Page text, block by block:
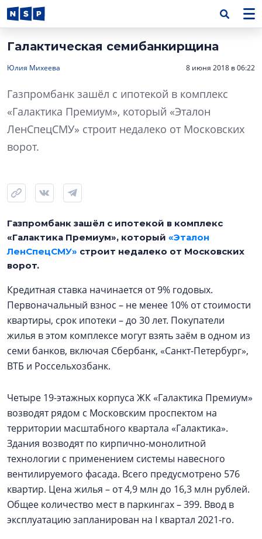
Галактическая семибанкирщина
Юлия Михеева 8 июня 2018 в 06:22
Газпромбанк зашёл с ипотекой в комплекс
«Галактика Премиум», который «Эталон
ЛенСпецСМУ» строит недалеко от Московских
ворот.
Газпромбанк зашёл с ипотекой в комплекс
«Галактика Премиум», который «Эталон
ЛенСпецСМУ» строит недалеко от Московских
ворот.
Кредитная ставка начинается от 9% годовых.
Первоначальный взнос – не менее 10% от стоимости
квартиры, срок ипотеки – до 30 лет. Покупатели
жилья в этом комплексе могут взять заём в одном из
семи банков, включая Сбербанк, «Санкт-Петербург»,
ВТБ и Россельхозбанк.
Четыре 19-этажных корпуса ЖК «Галактика Премиум»
возводят рядом с Московским проспектом на
территории масштабного квартала «Галактика».
Здания возводят по кирпично-монолитной
технологии с применением системы навесного
вентилируемого фасада. Всего предусмотрено 576
квартир. Цена жилья – от 4,9 млн до 16,3 млн рублей.
Общее количество мест в паркингах – 399. Ввод в
эксплуатацию запланирован на I квартал 2021-го.